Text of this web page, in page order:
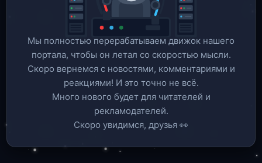
Мы полностью перерабатываем движок нашего
портала, чтобы он летал со скоростью мысли.
Скоро вернемся c новостями, комментариями и
реакциями! И это точно не всё.
Много нового будет для читателей и
рекламодателей.
Скоро увидимся, друзья 👀